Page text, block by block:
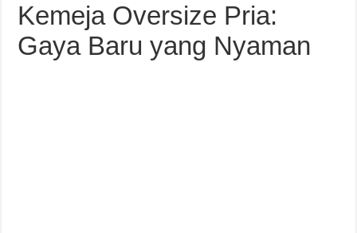
Kemeja Oversize Pria:
Gaya Baru yang Nyaman